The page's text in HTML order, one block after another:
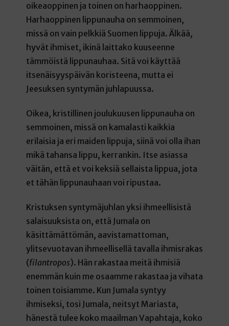
oikeaoppinen ja toinen on harhaoppinen.
Harhaoppinen lippunauha on semmoinen,
missä on vain pelkkiä Suomen lippuja. Älkää,
hyvät ihmiset, ikinä laittako kuuseenne
tämmöistä lippunauhaa. Sitä voi käyttää
itsenäisyyspäivän koristeena, mutta ei
Jeesuksen syntymän juhlapuussa.
Oikea, kristillinen joulukuusen lippunauha on
semmoinen, missä on kamalasti kaikkia
erilaisia ja eri maiden lippuja, siinä voi olla ihan
mikä tahansa lippu, kerrankin. Itse asiassa
väitän, että et voi keksiä sellaista lippua, jota
et tähän lippunauhaan voi ripustaa.
Kristuksen syntymäjuhlan yksi ihmeellisistä
salaisuuksista on, että Jumala on
käsittämättömän, aavistamattoman,
ylitsevuotavan ihmeellisellä tavalla ihmisrakas
(filantropos). Hän rakastaa meitä ihmisiä
enemmän kuin me osaamme rakastaa ja vihata
toinen toisiamme. Kun Jumala syntyy
ihmiseksi, tosi Jumala, neitsyt Mariasta,
hänestä tulee koko maailman Vapahtaja, koko